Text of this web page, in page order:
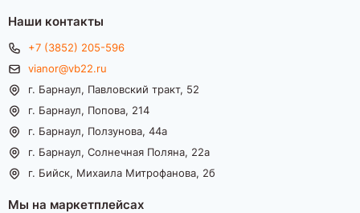
Наши контакты
+7 (3852) 205-596
vianor@vb22.ru
г. Барнаул, Павловский тракт, 52
г. Барнаул, Попова, 214
г. Барнаул, Ползунова, 44а
г. Барнаул, Солнечная Поляна, 22а
г. Бийск, Михаила Митрофанова, 2б
Мы на маркетплейсах